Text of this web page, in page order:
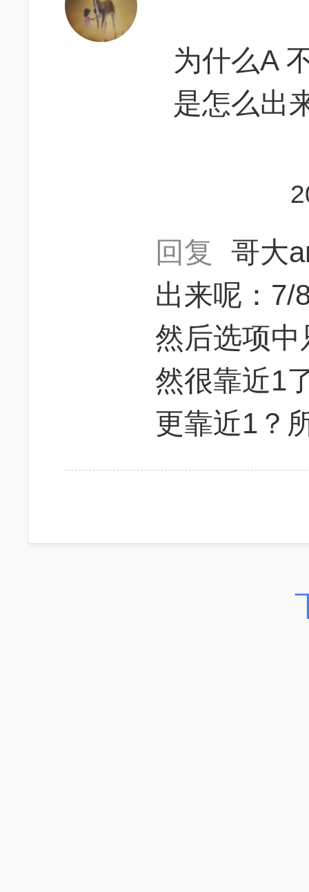
为什么A
是怎么出
回复
哥大
出来呢：7/
然后选项
然很靠近1
更靠近1？